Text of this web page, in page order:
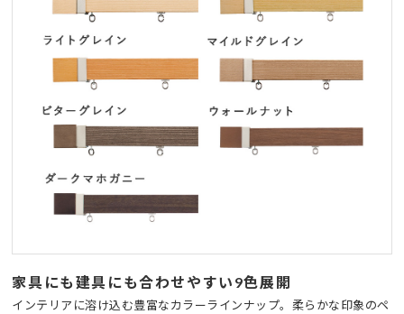
家具にも建具にも合わせやすい9色展開
インテリアに溶け込む豊富なカラーラインナップ。柔らかな印象のペ